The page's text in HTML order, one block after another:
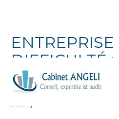
Aller
au
Gérer votre quotidien
Piloter votre entreprise
Suivre votre comptabilité
Gérer vos ressources
ENTREPRISE
DIFFICULTÉ
DEMANDER
Par|21 NOVEMBRE 2024 (
2024)